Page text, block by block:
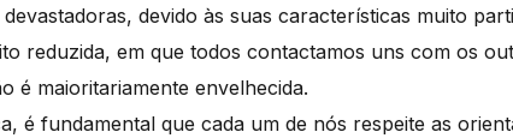
devido às suas características muito
reduzida, em que todos contactamos uns com os
é maioritariamente envelhecida.
é fundamental que cada um de nós respeite as